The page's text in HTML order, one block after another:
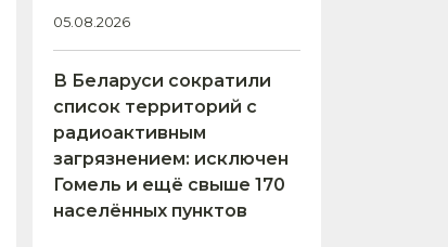
05.08.2026
В Беларуси сократили
список территорий с
радиоактивным
загрязнением: исключен
Гомель и ещё свыше 170
населённых пунктов